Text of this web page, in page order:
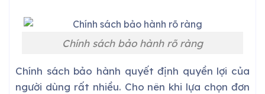
Chính sách bảo hành rõ ràng
Chính sách bảo hành quyết định quyền lợi của
người dùng rất nhiều. Cho nên khi lựa chọn đơn